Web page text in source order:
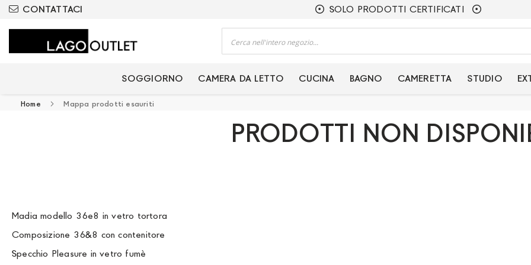
CONTATTACI
CERTIFICATI SOLO PRODOTTI CERTIFICATI
SOGGIORNO CAMERA DA LETTO CUCINA BAGNO CAMERETTA STUDIO
Home Mappa prodotti esauriti
PRODOTTI NON
Madia modello 36e8 in vetro tortora
Composizione 36&8 con contenitore
Specchio Pleasure in vetro fumè